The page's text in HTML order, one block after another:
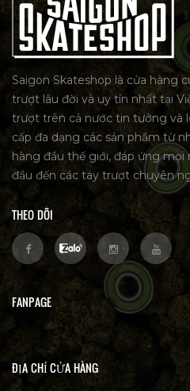
Saigon Skateshop là cửa hàng
trượt lâu đời và uy tín nhất tại
trượt trên cả nước tin tưởng và
cấp đa dạng các sản phẩm từ
hàng đầu thế giới, đáp ứng
đầu đến các tay trượt chuyên
THEO DÕI
FANPAGE
ĐỊA CHỈ CỬA HÀNG